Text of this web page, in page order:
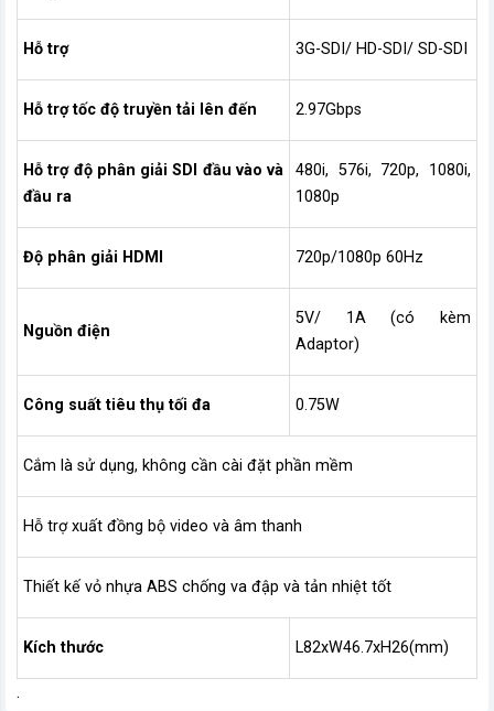
Hỗ trợ 3G-SDI/ HD-SDI/ SD-SDI
Hỗ trợ tốc độ truyền tải lên đến 2.97Gbps
Hỗ trợ độ phân giải SDI đầu vào và
đầu ra
480i, 576i, 720p, 1080i,
1080p
Độ phân giải HDMI 720p/1080p 60Hz
Nguồn điện
5V/ 1A (có kèm
Adaptor)
Công suất tiêu thụ tối đa 0.75W
Cắm là sử dụng, không cần cài đặt phần mềm
Hỗ trợ xuất đồng bộ video và âm thanh
Thiết kế vỏ nhựa ABS chống va đập và tản nhiệt tốt
Kích thước L82xW46.7xH26(mm)
.